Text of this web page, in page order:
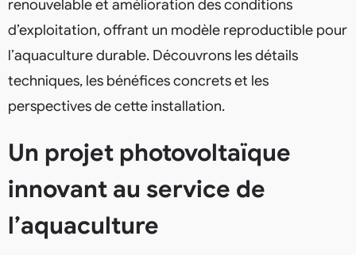
renouvelable et amélioration des conditions
d’exploitation, offrant un modèle reproductible pour
l’aquaculture durable. Découvrons les détails
techniques, les bénéfices concrets et les
perspectives de cette installation.
Un projet photovoltaïque
innovant au service de
l’aquaculture